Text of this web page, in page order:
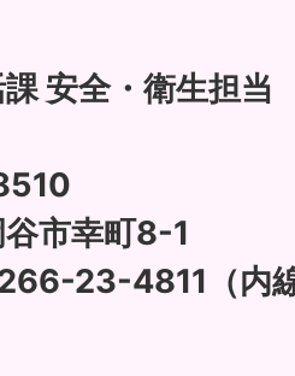
安全・衛生担当
市幸町8-1
23-4811（内